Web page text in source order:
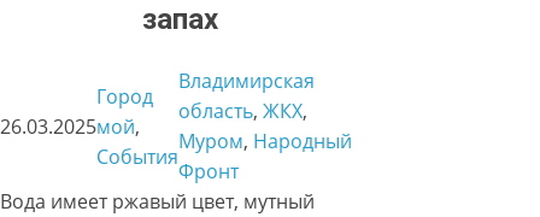
запах
26.03.2025
Город
мой
События
Владимирская
область, ЖКХ
Муром, Народный
Фронт
Вода имеет ржавый цвет, мутный